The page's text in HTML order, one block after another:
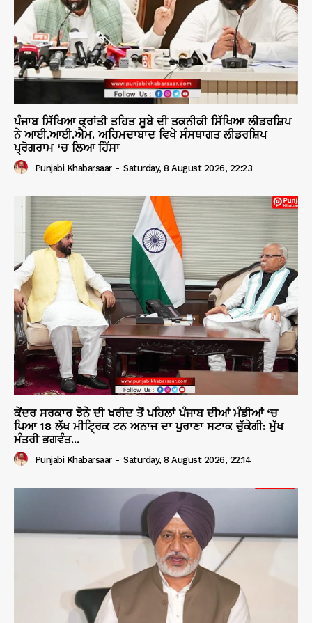
ਪੰਜਾਬ ਸਿੱਖਿਆ ਕ੍ਰਾਂਤੀ ਤਹਿਤ ਸੂਬੇ ਦੀ ਤਕਨੀਕੀ ਸਿੱਖਿਆ ਲੀਡਰਸ਼ਿਪ
ਨੇ ਆਈ.ਆਈ.ਐਮ. ਅਹਿਮਦਾਬਾਦ ਵਿਖੇ ਸੰਸਥਾਗਤ ਲੀਡਰਸ਼ਿਪ
ਪ੍ਰੋਗਰਾਮ ‘ਚ ਲਿਆ ਹਿੱਸਾ
Punjabi Khabarsaar - Saturday, 8 August 2026, 22:23
ਕੇਂਦਰ ਸਰਕਾਰ ਝੋਨੇ ਦੀ ਖਰੀਦ ਤੋਂ ਪਹਿਲਾਂ ਪੰਜਾਬ ਦੀਆਂ ਮੰਡੀਆਂ ‘ਚ
ਪਿਆ 18 ਲੱਖ ਮੀਟ੍ਰਿਕ ਟਨ ਅਨਾਜ ਦਾ ਪੁਰਾਣਾ ਸਟਾਕ ਚੁੱਕੇਗੀ: ਮੁੱਖ
ਮੰਤਰੀ ਭਗਵੰਤ...
Punjabi Khabarsaar - Saturday, 8 August 2026, 22:14